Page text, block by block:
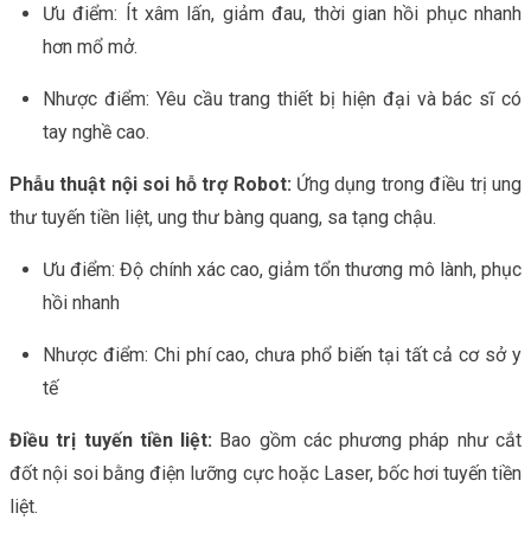
Ưu điểm: Ít xâm lấn, giảm đau, thời gian hồi phục nhanh
hơn mổ mở.
Nhược điểm: Yêu cầu trang thiết bị hiện đại và bác sĩ có
tay nghề cao.
Phẫu thuật nội soi hỗ trợ Robot: Ứng dụng trong điều trị ung
thư tuyến tiền liệt, ung thư bàng quang, sa tạng chậu.
Ưu điểm: Độ chính xác cao, giảm tổn thương mô lành, phục
hồi nhanh
Nhược điểm: Chi phí cao, chưa phổ biến tại tất cả cơ sở y
tế
Điều trị tuyến tiền liệt: Bao gồm các phương pháp như cắt
đốt nội soi bằng điện lưỡng cực hoặc Laser, bốc hơi tuyến tiền
liệt.